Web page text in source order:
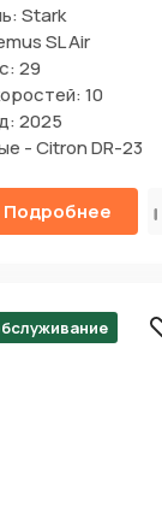
Stark
SL Air
29
10
2025
- Citron DR-23
Подробнее